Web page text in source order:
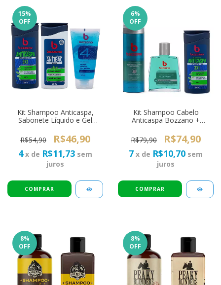
15%
OFF
Kit Shampoo Anticaspa,
Sabonete Líquido e Gel
R$54,90
R$46,90
4 x de R$11,73 sem
juros
6%
OFF
Kit Shampoo Cabelo
Anticaspa Bozzano +
Pós Barba Aloe Vera
R$79,90 R$74,90
7 x de R$10,70 sem
juros
8%
OFF
8%
OFF